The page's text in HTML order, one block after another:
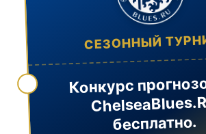
СЕЗОННЫЙ
Конкурс
бесплатно.